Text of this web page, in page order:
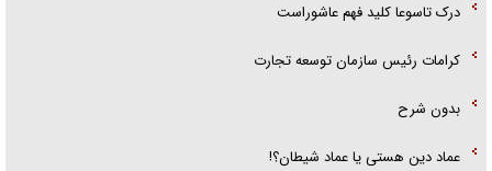
درک تاسوعا کلید فهم عاشوراست
کرامات رئیس سازمان توسعه تجارت
بدون شرح
عماد دین هستی یا عماد شیطان؟!